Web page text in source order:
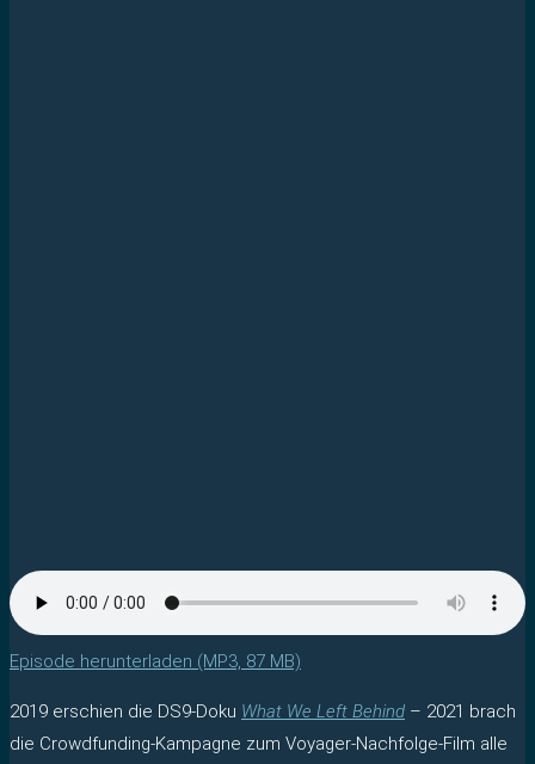
Episode herunterladen (MP3, 87 MB)
2019 erschien die DS9-Doku What We Left Behind – 2021 brach
die Crowdfunding-Kampagne zum Voyager-Nachfolge-Film alle